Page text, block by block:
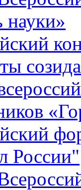
науки»
России"